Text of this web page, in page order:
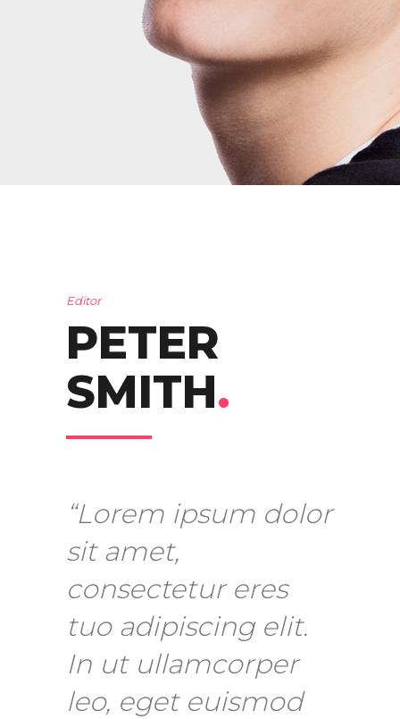
Editor
PETER
SMITH.
“Lorem ipsum dolor
sit amet,
consectetur eres
tuo adipiscing elit.
In ut ullamcorper
leo, eget euismod